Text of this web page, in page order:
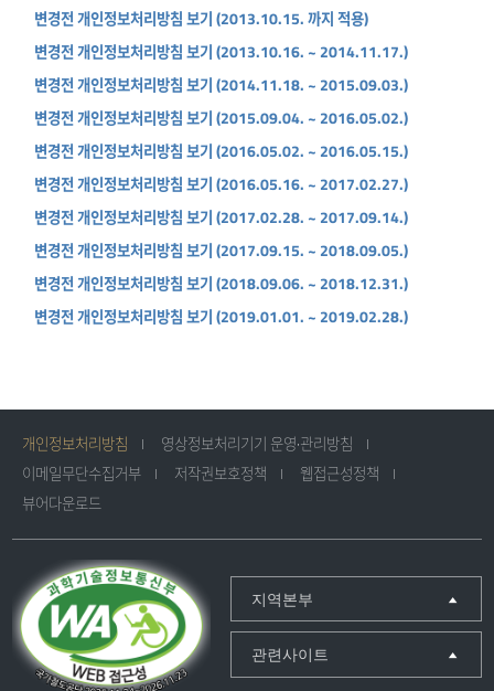
변경전 개인정보처리방침 보기 (2013.10.15. 까지 적용)
변경전 개인정보처리방침 보기 (2013.10.16. ~ 2014.11.17.)
변경전 개인정보처리방침 보기 (2014.11.18. ~ 2015.09.03.)
변경전 개인정보처리방침 보기 (2015.09.04. ~ 2016.05.02.)
변경전 개인정보처리방침 보기 (2016.05.02. ~ 2016.05.15.)
변경전 개인정보처리방침 보기 (2016.05.16. ~ 2017.02.27.)
변경전 개인정보처리방침 보기 (2017.02.28. ~ 2017.09.14.)
변경전 개인정보처리방침 보기 (2017.09.15. ~ 2018.09.05.)
변경전 개인정보처리방침 보기 (2018.09.06. ~ 2018.12.31.)
변경전 개인정보처리방침 보기 (2019.01.01. ~ 2019.02.28.)
개인정보처리방침
영상정보처리기기 운영·관리방침
이메일무단수집거부
저작권보호정책
웹접근성정책
뷰어다운로드
지역본부
관련사이트